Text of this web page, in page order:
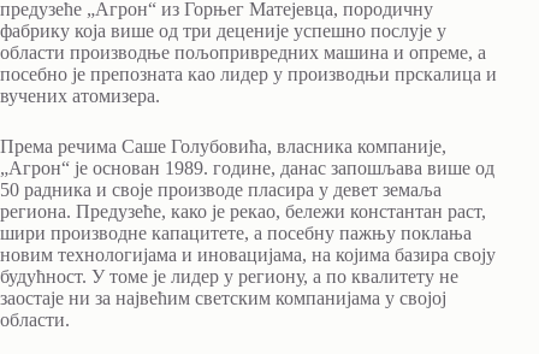
предузеће „Агрон“ из Горњег Матејевца, породичну
фабрику која више од три деценије успешно послује у
области производње пољопривредних машина и опреме, а
посебно је препозната као лидер у производњи прскалица и
вучених атомизера.
Према речима Саше Голубовића, власника компаније,
„Агрон“ је основан 1989. године, данас запошљава више од
50 радника и своје производе пласира у девет земаља
региона. Предузеће, како је рекао, бележи константан раст,
шири производне капацитете, а посебну пажњу поклања
новим технологијама и иновацијама, на којима базира своју
будућност. У томе је лидер у региону, а по квалитету не
заостаје ни за највећим светским компанијама у својој
области.